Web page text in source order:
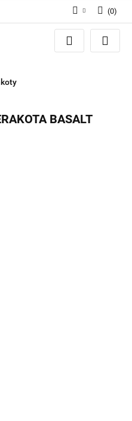
Zaloguj się
(0)
BASALT